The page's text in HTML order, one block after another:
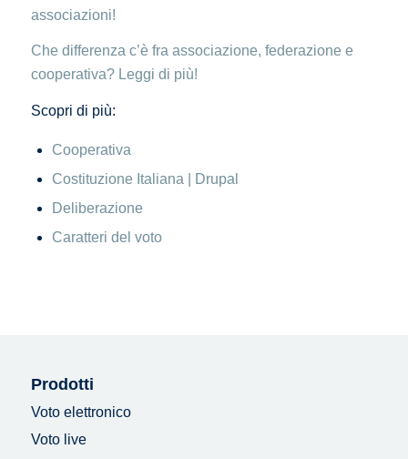
associazioni!
Che differenza c’è fra associazione, federazione e
cooperativa? Leggi di più!
Scopri di più:
Cooperativa
Costituzione Italiana | Drupal
Deliberazione
Caratteri del voto
Prodotti
Voto elettronico
Voto live